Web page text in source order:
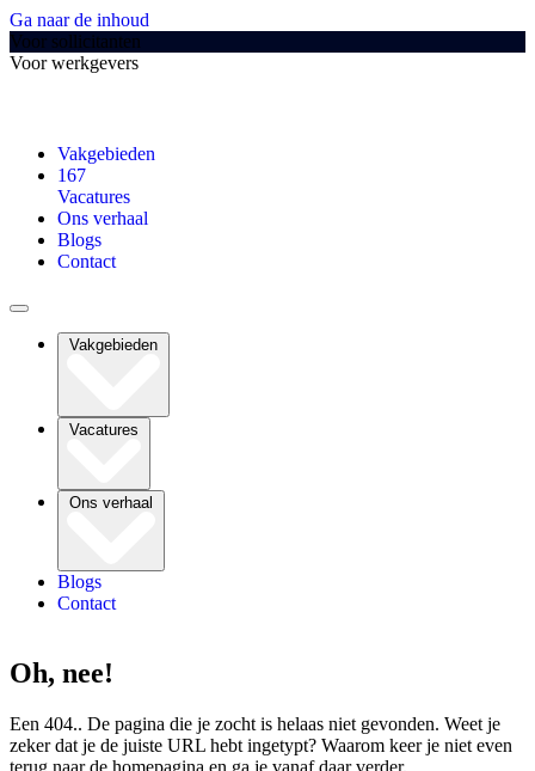
Ga naar de inhoud
Voor sollicitanten
Voor werkgevers
Vakgebieden
167
Vacatures
Ons verhaal
Blogs
Contact
Vakgebieden
Vacatures
Ons verhaal
Blogs
Contact
Oh, nee!
Een 404.. De pagina die je zocht is helaas niet gevonden. Weet je
zeker dat je de juiste URL hebt ingetypt? Waarom keer je niet even